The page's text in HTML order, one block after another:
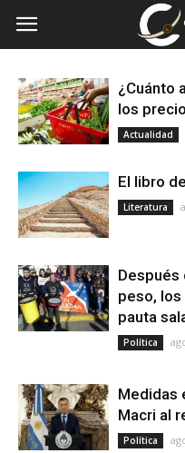
¿Cuánto
los
Actualidad
El libro
Literatura
Después
peso,
pauta
Política
Medidas
Macri al
Política